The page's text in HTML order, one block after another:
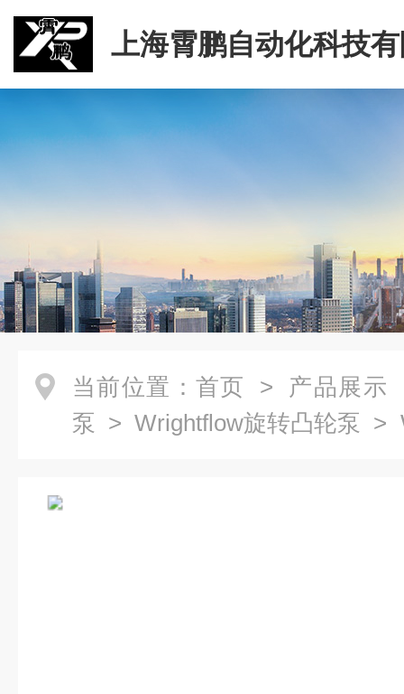
上海霄鹏自动化科技
当前位置： 首页 > 产品展示
泵 > Wrightflow旋转凸轮泵 >